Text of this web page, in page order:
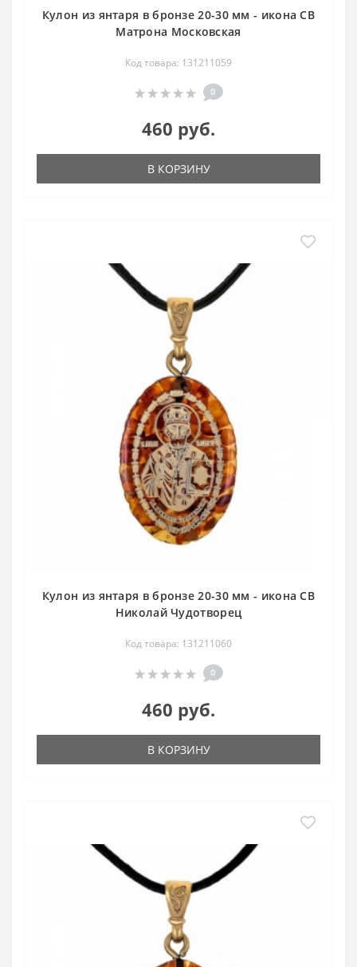
Кулон из янтаря в бронзе 20-30 мм - икона СВ
Матрона Московская
Код товара: 131211059
0
460 руб.
В КОРЗИНУ
Кулон из янтаря в бронзе 20-30 мм - икона СВ
Николай Чудотворец
Код товара: 131211060
0
460 руб.
В КОРЗИНУ